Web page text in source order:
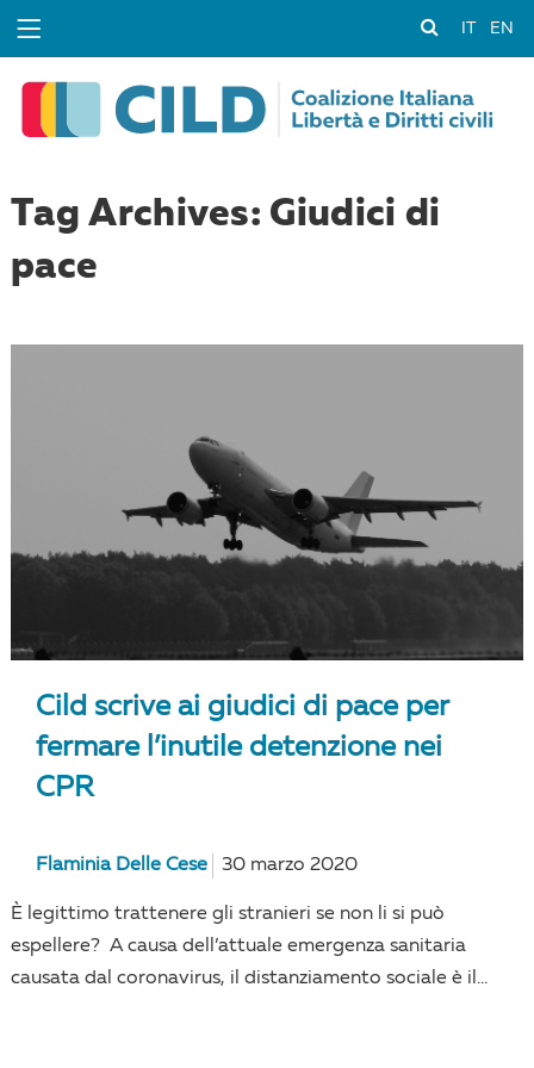
EN
Tag Archives: Giudici di
pace
Cild scrive ai giudici di pace per
fermare l’inutile detenzione nei
CPR
Flaminia Delle Cese 30 marzo 2020
È legittimo trattenere gli stranieri se non li si può
espellere? A causa dell’attuale emergenza sanitaria
causata dal coronavirus, il distanziamento sociale è il...